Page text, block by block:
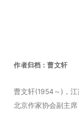
作者归档：曹文轩
曹文轩(1954～)，江
北京作家协会副主